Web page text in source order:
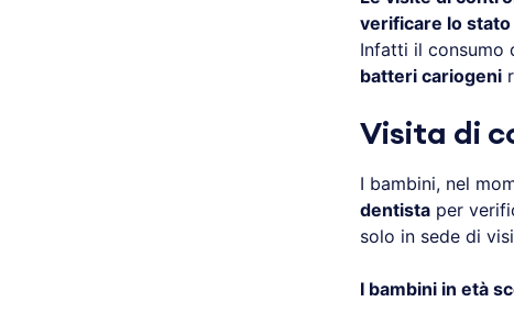
verificare lo
Infatti il consumo
batteri cariogeni
Visita di
I bambini, nel
dentista per
solo in sede di
I bambini in età